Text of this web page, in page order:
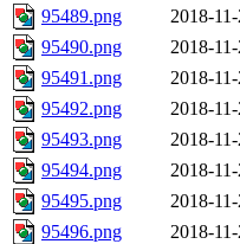
95489.png
2018-
95490.png
2018-
95491.png
2018-
95492.png
2018-
95493.png
2018-
95494.png
2018-
95495.png
2018-
95496.png
2018-